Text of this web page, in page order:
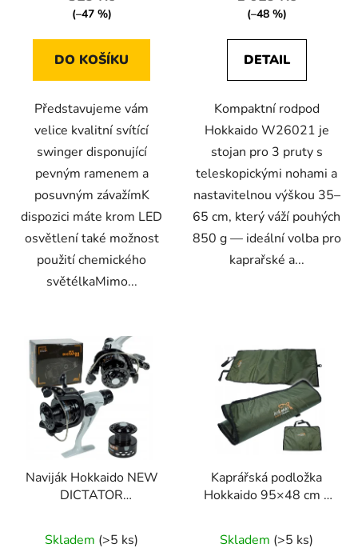
z
hvězdiček.
(–47 %)
DO KOŠÍKU
Představujeme vám
velice kvalitní svítící
swinger disponující
pevným ramenem a
posuvným závažímK
dispozici máte krom LED
osvětlení také možnost
použití chemického
světélkaMimo...
z
(–48 %)
DETAIL
Kompaktní rodpod
Hokkaido W26021 je
stojan pro 3 pruty s
teleskopickými nohami a
nastavitelnou výškou 35–
65 cm, který váží pouhých
850 g — ideální volba pro
kaprařské a...
Naviják Hokkaido NEW
DICTATOR
hodnocení
Skladem (>5 ks)
Kaprářská podložka
Hokkaido 95×48 cm –
vyhákování a vážení
Skladem (>5 ks)